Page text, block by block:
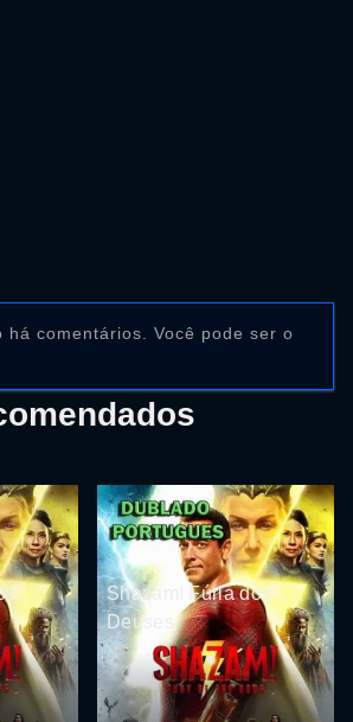
há comentários. Você pode ser o
Shazam! Fúria dos
Deuses